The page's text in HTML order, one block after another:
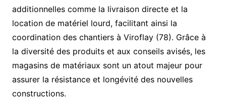
additionnelles comme la livraison directe et la
location de matériel lourd, facilitant ainsi la
coordination des chantiers à Viroflay (78). Grâce à
la diversité des produits et aux conseils avisés, les
magasins de matériaux sont un atout majeur pour
assurer la résistance et longévité des nouvelles
constructions.